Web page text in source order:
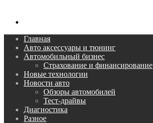
Главная
Авто аксессуары и тюнинг
Автомобильный бизнес
Страхование и финансирование
Новые технологии
Новости авто
Обзоры автомобилей
Тест-драйвы
Диагностика
Разное